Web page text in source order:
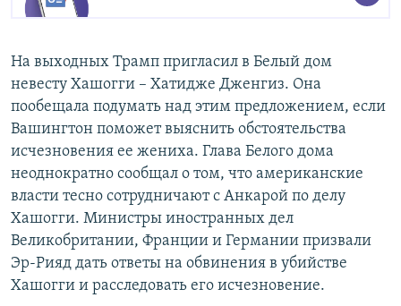
На выходных Трамп пригласил в Белый дом
невесту Хашогги – Хатидже Дженгиз. Она
пообещала подумать над этим предложением, если
Вашингтон поможет выяснить обстоятельства
исчезновения ее жениха. Глава Белого дома
неоднократно сообщал о том, что американские
власти тесно сотрудничают с Анкарой по делу
Хашогги. Министры иностранных дел
Великобритании, Франции и Германии призвали
Эр-Рияд дать ответы на обвинения в убийстве
Хашогги и расследовать его исчезновение.